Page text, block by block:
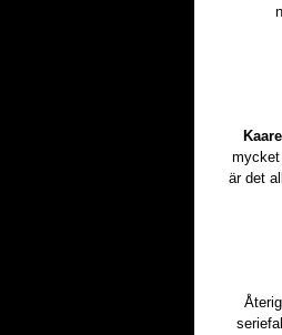
mycket
är det